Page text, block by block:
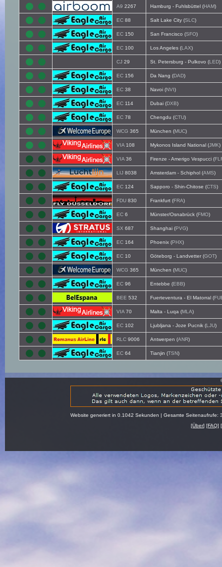
A9 2267 Hamburg - Fuhlsbüttel (HAM)
EC 88 Salt Lake City (SLC)
EC 150 San Francisco (SFO)
EC 100 Los Angeles (LAX)
CJ 29 St. Petersburg - Pulkovo (LED)
EC 156 Da Nang (DAD)
EC 38 Navoi (NVI)
EC 114 Dubai (DXB)
EC 78 Chengdu (CTU)
WCG 365 München (MUC)
VIA 108 Mykonos Island National (JMK)
VIA 36 Firenze - Amerigo Vespucci (
LIJ 8038 Amsterdam - Schiphol (AMS)
EC 124 Sapporo - Shin-Chitose (CTS)
FDU 830 Frankfurt (FRA)
EC 6 Münster/Osnabrück (FMO)
SX 687 Shanghai (PVG)
EC 164 Phoenix (PHX)
EC 10 Göteborg - Landvetter (GOT)
WCG 365 München (MUC)
EC 96 Entebbe (EBB)
BEE 532 Fuerteventura - El Matorral (
VIA 70 Malta - Luqa (MLA)
EC 102 Ljubljana - Joze Pucnik (LJU)
RLC 9006 Antwerpen (ANR)
EC 64 Tianjin (TSN)
Website generiert in 0.1042 Sekunden | Gesamte
[Über] [FAQ] [